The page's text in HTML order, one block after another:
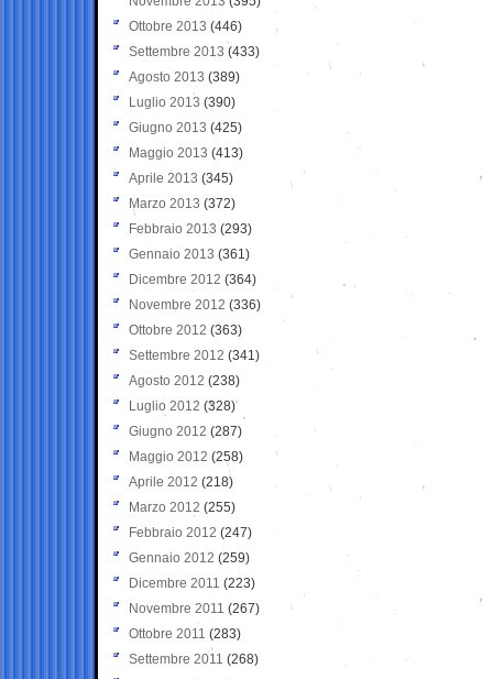
Ottobre 2013 (446)
Settembre 2013 (433)
Agosto 2013 (389)
Luglio 2013 (390)
Giugno 2013 (425)
Maggio 2013 (413)
Aprile 2013 (345)
Marzo 2013 (372)
Febbraio 2013 (293)
Gennaio 2013 (361)
Dicembre 2012 (364)
Novembre 2012 (336)
Ottobre 2012 (363)
Settembre 2012 (341)
Agosto 2012 (238)
Luglio 2012 (328)
Giugno 2012 (287)
Maggio 2012 (258)
Aprile 2012 (218)
Marzo 2012 (255)
Febbraio 2012 (247)
Gennaio 2012 (259)
Dicembre 2011 (223)
Novembre 2011 (267)
Ottobre 2011 (283)
Settembre 2011 (268)